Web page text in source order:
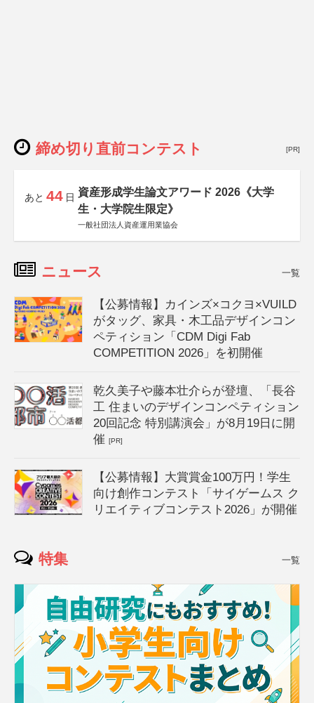
締め切り直前コンテスト [PR]
あと 44 日 資産形成学生論文アワード 2026《大学
生・大学院生限定》
一般社団法人資産運用業協会
ニュース 一覧
【公募情報】カインズ×コクヨ×VUILD
がタッグ、家具・木工品デザインコン
ペティション「CDM Digi Fab
COMPETITION 2026」を初開催
乾久美子や藤本壮介らが登壇、「長谷
工 住まいのデザインコンペティション
20回記念 特別講演会」が8月19日に開
催[PR]
【公募情報】大賞賞金100万円！学生
向け創作コンテスト「サイゲームス ク
リエイティブコンテスト2026」が開催
特集 一覧